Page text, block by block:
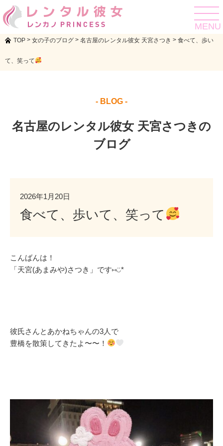
toggle
MENU
TOP > 女の子のブログ > 名古屋のレンタル彼女 天宮さつき > 食べて、歩い
て、笑って
- BLOG -
名古屋のレンタル彼女 天宮さつきの
ブログ
2026年1月20日
食べて、歩いて、笑って
こんばんは！
「天宮(あまみや)さつき」です⑅◡̈*
彼氏さんとあかねちゃんの3人で
豊橋を散策してきたよ〜〜！